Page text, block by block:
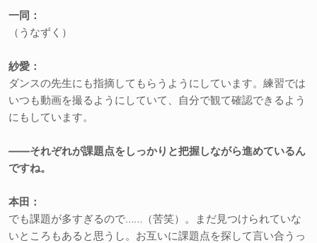
一同：
（うなずく）
紗愛：
ダンスの先生にも指摘してもらうようにしています。練習では
いつも動画を撮るようにしていて、自分で観て確認できるよう
にもしています。
――それぞれが課題点をしっかりと把握しながら進めているん
ですね。
本田：
でも課題が多すぎるので……（苦笑）。まだ見つけられていな
いところもあると思うし。お互いに課題点を探して言い合うっ